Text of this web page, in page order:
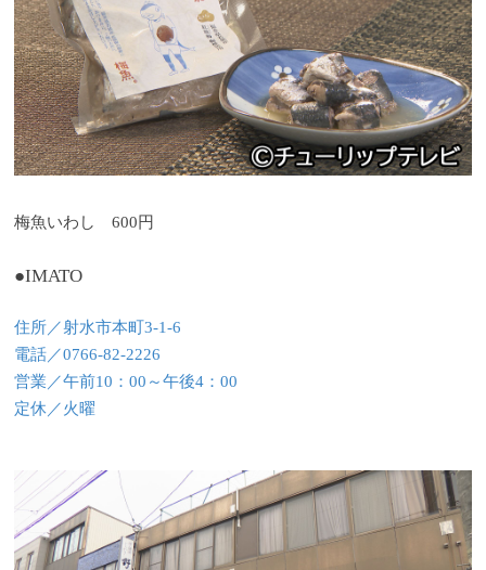
梅魚いわし 600円
●IMATO
住所／射水市本町3-1-6
電話／0766-82-2226
営業／午前10：00～午後4：00
定休／火曜